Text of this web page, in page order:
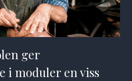
ger
i moduler en viss